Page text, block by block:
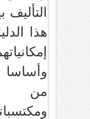
التأليف
هذا
وأساسا
من